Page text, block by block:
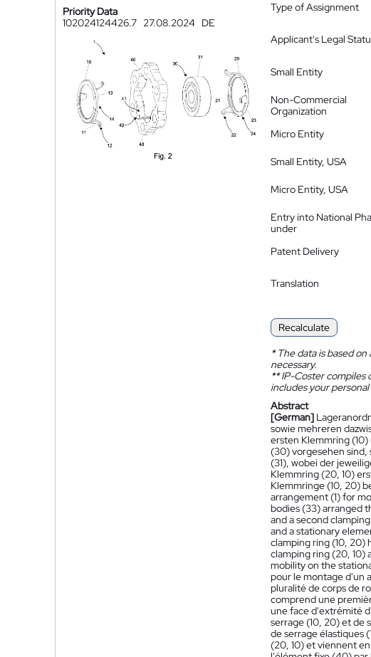
Priority Data
102024124426.7 27.08.2024 DE
Type of Assignment
Applicant's Legal
Small Entity
Non-Commercial
Organization
Micro Entity
Small Entity, USA
Micro Entity, USA
Entry into National
under
Patent Delivery
Translation
Recalculate
*The data is based
necessary.
**IP-Coster compiles
includes your
Abstract
[German]
sowie mehreren
ersten Klemmring
(30) vorgesehen
(31), wobei der
Klemmring (20, 10)
Klemmringe (10, 20)
arrangement (1) for
bodies (33) arranged
and a second
and a stationary
clamping ring (10, 20)
clamping ring (20, 10)
mobility on the
pour le montage d'un
pluralité de corps de
comprend une
une face d'extrémité
serrage (10, 20) et de
de serrage élastiques
(20, 10) et viennent